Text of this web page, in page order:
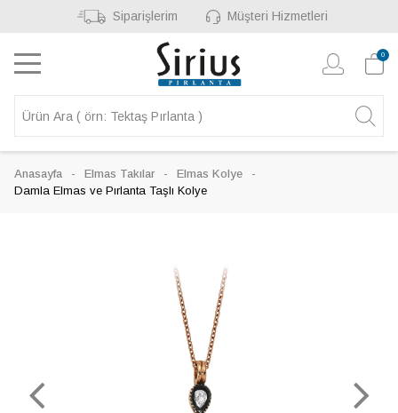
Siparişlerim Müşteri Hizmetleri
0
Anasayfa Elmas Takılar
Elmas Kolye
Damla Elmas ve Pırlanta Taşlı Kolye